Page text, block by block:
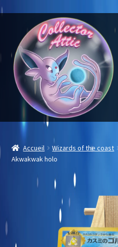
navigation
contenu
Mon compte
Liste des souhaits
Notre sélection
Carte à l’unité
Carte commune
Accueil Wizards of the coast
Akwakwak holo